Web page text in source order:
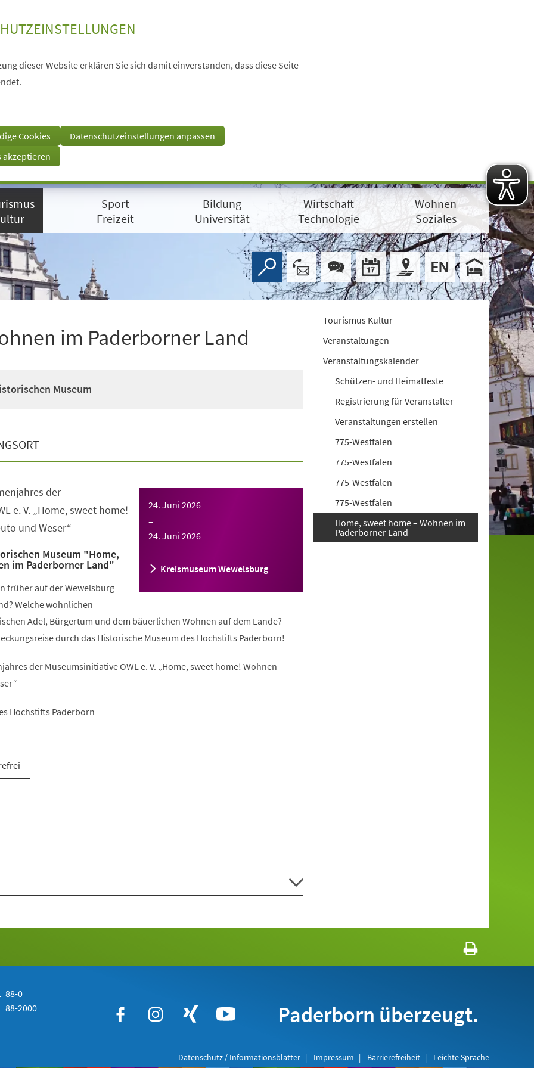
dieser Website erklären Sie sich damit einverstanden, dass diese Seite
Cookies
Datenschutzeinstellungen anpassen
akzeptieren
Sport
Freizeit
Bildung
Universität
Wirtschaft
Technologie
Wohnen
Soziales
im Paderborner Land
Museum
24. Juni 2026
–
24. Juni 2026
Kreismuseum Wewelsburg
der
e. V. „Home, sweet home!
und Weser“
Museum "Home,
im Paderborner Land"
früher auf der Wewelsburg
Welche wohnlichen
Adel, Bürgertum und dem bäuerlichen Wohnen auf dem Lande?
durch das Historische Museum des Hochstifts Paderborn!
der Museumsinitiative OWL e. V. „Home, sweet home! Wohnen
Hochstifts Paderborn
Tourismus Kultur
Veranstaltungen
Veranstaltungskalender
Schützen- und Heimatfeste
Registrierung für Veranstalter
Veranstaltungen erstellen
775-Westfalen
775-Westfalen
775-Westfalen
775-Westfalen
Home, sweet home – Wohnen im
Paderborner Land
88-0
88-2000 Paderborn überzeugt.
Datenschutz / Informationsblätter Impressum Barrierefreiheit Leichte Sprache